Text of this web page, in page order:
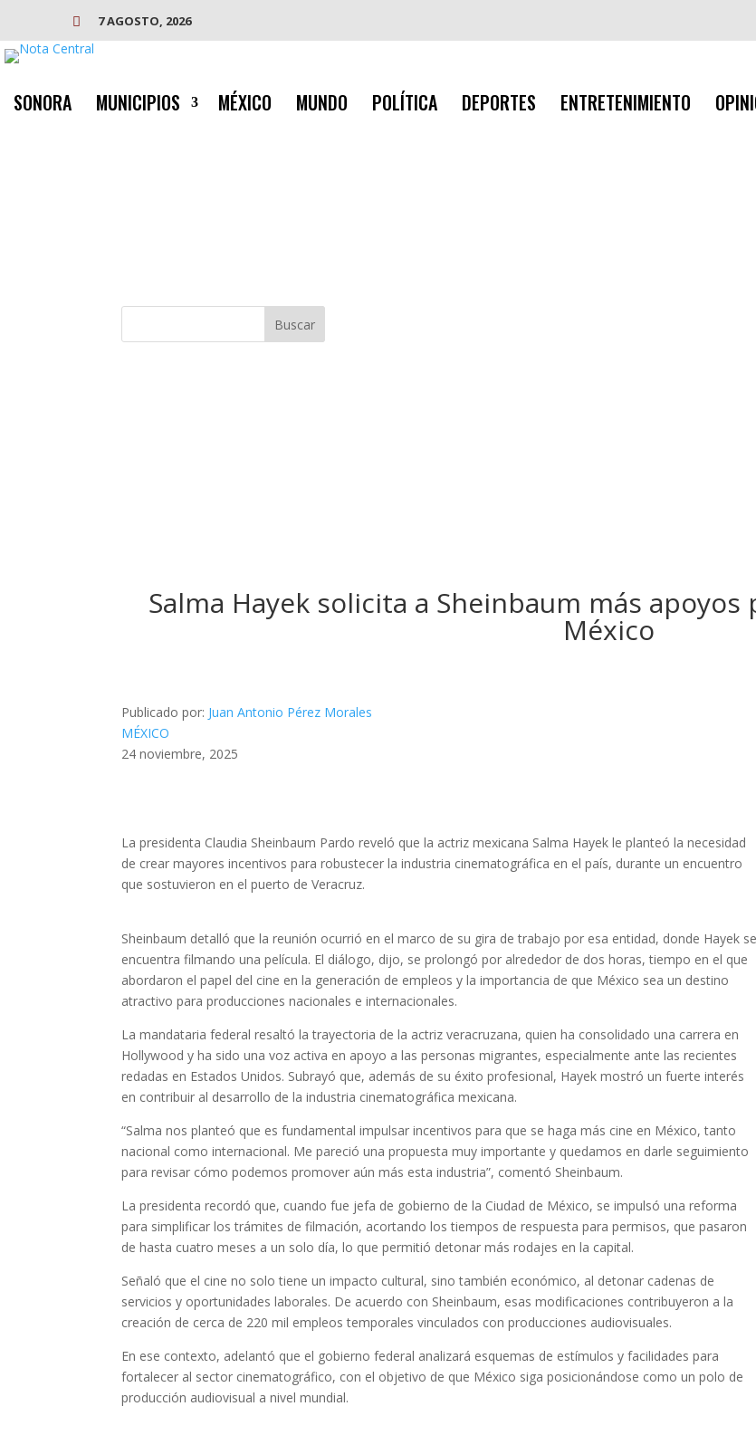
 7 AGOSTO, 2026
SONORA MUNICIPIOS MÉXICO MUNDO POLÍTICA DEPORTES ENTRETENIMIENTO
Buscar
Salma Hayek solicita a Sheinbaum más
México
Publicado por: Juan Antonio Pérez Morales
MÉXICO
24 noviembre, 2025
La presidenta Claudia Sheinbaum Pardo reveló que la actriz mexicana Salma Hayek le planteó la necesidad
de crear mayores incentivos para robustecer la industria cinematográfica en el país, durante un encuentro
que sostuvieron en el puerto de Veracruz.
Sheinbaum detalló que la reunión ocurrió en el marco de su gira de trabajo por esa entidad, donde Hayek se
encuentra filmando una película. El diálogo, dijo, se prolongó por alrededor de dos horas, tiempo en el que
abordaron el papel del cine en la generación de empleos y la importancia de que México sea un destino
atractivo para producciones nacionales e internacionales.
La mandataria federal resaltó la trayectoria de la actriz veracruzana, quien ha consolidado una carrera en
Hollywood y ha sido una voz activa en apoyo a las personas migrantes, especialmente ante las recientes
redadas en Estados Unidos. Subrayó que, además de su éxito profesional, Hayek mostró un fuerte interés
en contribuir al desarrollo de la industria cinematográfica mexicana.
“Salma nos planteó que es fundamental impulsar incentivos para que se haga más cine en México, tanto
nacional como internacional. Me pareció una propuesta muy importante y quedamos en darle seguimiento
para revisar cómo podemos promover aún más esta industria”, comentó Sheinbaum.
La presidenta recordó que, cuando fue jefa de gobierno de la Ciudad de México, se impulsó una reforma
para simplificar los trámites de filmación, acortando los tiempos de respuesta para permisos, que pasaron
de hasta cuatro meses a un solo día, lo que permitió detonar más rodajes en la capital.
Señaló que el cine no solo tiene un impacto cultural, sino también económico, al detonar cadenas de
servicios y oportunidades laborales. De acuerdo con Sheinbaum, esas modificaciones contribuyeron a la
creación de cerca de 220 mil empleos temporales vinculados con producciones audiovisuales.
En ese contexto, adelantó que el gobierno federal analizará esquemas de estímulos y facilidades para
fortalecer al sector cinematográfico, con el objetivo de que México siga posicionándose como un polo de
producción audiovisual a nivel mundial.